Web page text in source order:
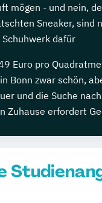
mögen - und nein,
Sneaker, sind
dafür
Euro pro
Bonn zwar schön,
und die Suche
Zuhause erfordert